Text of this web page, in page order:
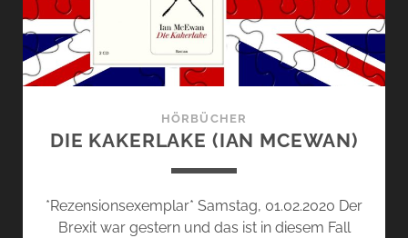
HÖRBÜCHER
DIE KAKERLAKE (IAN MCEWAN)
*Rezensionsexemplar* Samstag, 01.02.2020 Der
Brexit war gestern und das ist in diesem Fall